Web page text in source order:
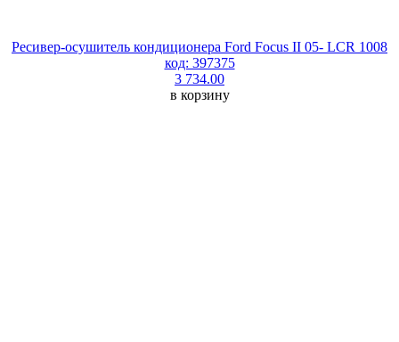
Ресивер-осушитель кондиционера Ford Focus II 05- LCR 1008
код: 397375
3 734.00
в корзину